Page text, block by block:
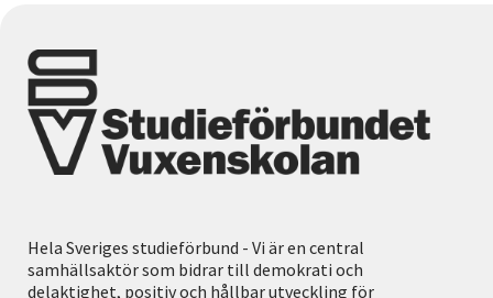
Hela Sveriges studieförbund - Vi är en central
samhällsaktör som bidrar till demokrati och
delaktighet, positiv och hållbar utveckling för